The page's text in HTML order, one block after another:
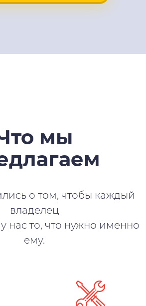
мы
о том, чтобы каждый
владелец
нас то, что нужно именно
ему.